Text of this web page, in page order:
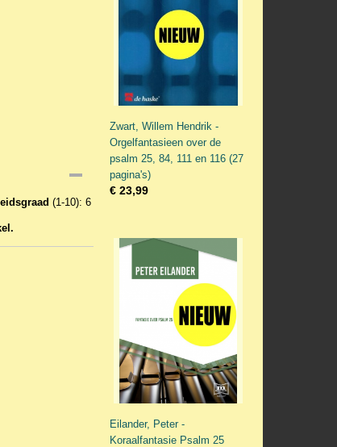
(1-10): 6
Zwart, Willem Hendrik -
Orgelfantasieen over de
psalm 25, 84, 111 en 116 (27
pagina's)
€ 23,99
Eilander, Peter -
Koraalfantasie Psalm 25